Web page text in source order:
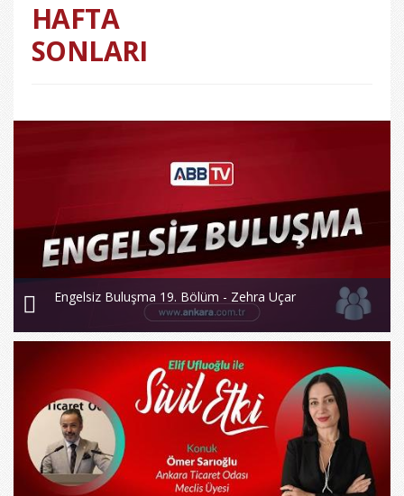
HAFTA
SONLARI
Engelsiz Buluşma 19. Bölüm - Zehra Uçar